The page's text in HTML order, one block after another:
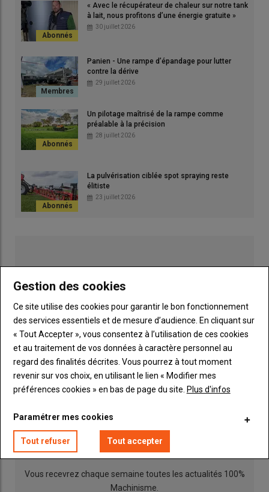
Grâce au système d’attelage rapide Siwi , je réalise mes
chantiers d’épandage d’amendements organiques
seul tracteur chargeur
qui assure à la fois le remplissage et
l’entraînement de l’
cabine. C’est sécurisant et pas fatigant», apprécieÉdouard
Milliard,entrepreneur de travaux agricoles
Écardenville-la-Campagne
parcelle et intervient certains jours chez cinq clients différents.
Avant l’investissement dans le système d’accrochage
automatique, il utilisait deux tracteurs, l’un équipé d’un
chargeur et l’autre attelé sur l’épandeur. «Ce double attelage
m’obligeait à me déplacer sur chaque chantier avec un véhicule
transporté sur unplateau porte-voitureattelé derrière
l’épandeur. À chaque changement de parcelle, je rapatriais un
premier ensemble, puis je retournais chercher le second avec
Lire aussi :
Epandage à fumier - Caméra
obligatoire sur les épandeurs ? Attendez les
campagnes de rappel !
« Avec le récupérateur de chaleur sur notre tank
à lait, nous profitons d’une énergie gratuite »
30 juillet 2026
Panien - Une rampe d’épandage pour lutter
contre la dérive
29 juillet 2026
Un pilotage maîtrisé de la rampe comme
préalable à la précision
28 juillet 2026
La pulvérisation ciblée spot spraying reste
élitiste
23 juillet 2026
Publicité
INSCRIPTION NEWSLETTER
Vous recevrez chaque semaine toutes les actualités 100%
Machinisme.
Gestion des cookies
Ce site utilise des cookies pour garantir le bon fonctionnement
des services essentiels et de mesure d’audience. En cliquant sur
« Tout Accepter », vous consentez à l’utilisation de ces cookies
et au traitement de vos données à caractère personnel au
regard des finalités décrites. Vous pourrez à tout moment
revenir sur vos choix, en utilisant le lien « Modifier mes
préférences cookies » en bas de page du site. Plus d'infos
Paramétrer mes cookies
Tout refuser Tout accepter